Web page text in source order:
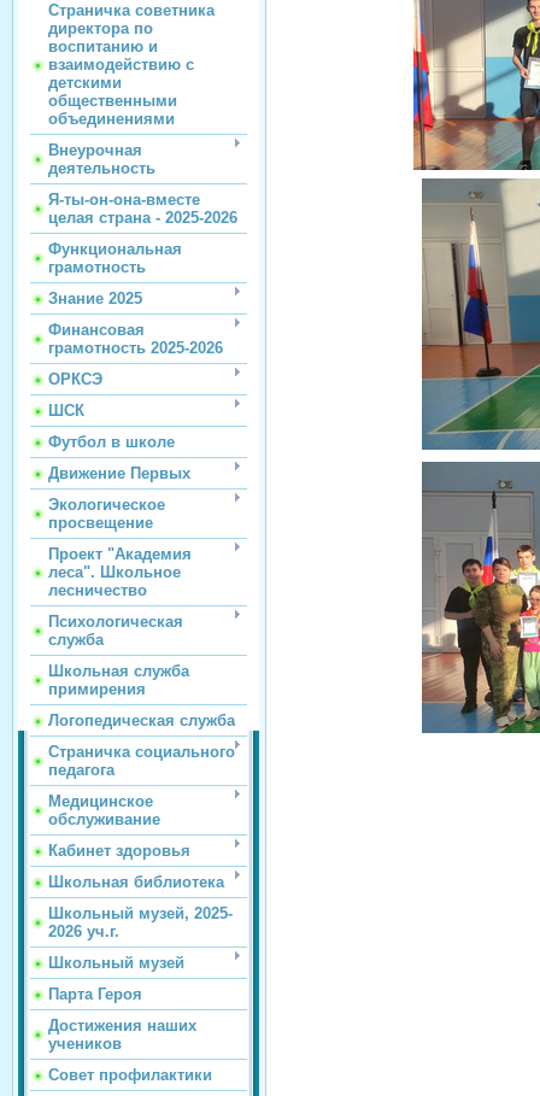
Страничка советника
директора по
воспитанию и
взаимодействию с
детскими
общественными
объединениями
Внеурочная
деятельность
Я-ты-он-она-вместе
целая страна - 2025-2026
Функциональная
грамотность
Знание 2025
Финансовая
грамотность 2025-2026
ОРКСЭ
ШСК
Футбол в школе
Движение Первых
Экологическое
просвещение
Проект "Академия
леса". Школьное
лесничество
Психологическая
служба
Школьная служба
примирения
Логопедическая служба
Страничка социального
педагога
Медицинское
обслуживание
Кабинет здоровья
Школьная библиотека
Школьный музей, 2025-
2026 уч.г.
Школьный музей
Парта Героя
Достижения наших
учеников
Совет профилактики